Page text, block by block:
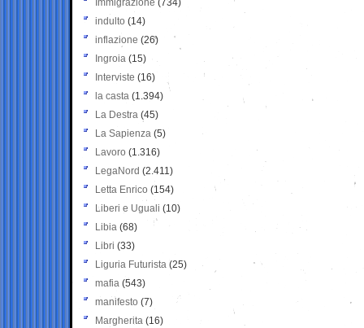
Immigrazione (734)
indulto (14)
inflazione (26)
Ingroia (15)
Interviste (16)
la casta (1.394)
La Destra (45)
La Sapienza (5)
Lavoro (1.316)
LegaNord (2.411)
Letta Enrico (154)
Liberi e Uguali (10)
Libia (68)
Libri (33)
Liguria Futurista (25)
mafia (543)
manifesto (7)
Margherita (16)